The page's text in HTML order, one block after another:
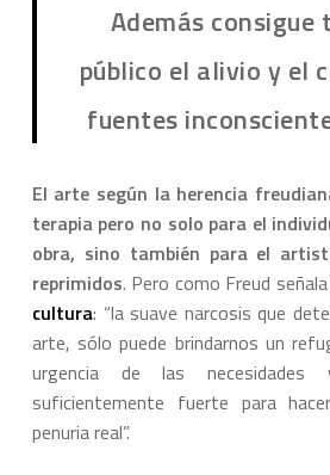
Además
público el alivio y el
fuentes
El arte según la herencia
terapia pero no solo para el
obra, sino también para el
reprimidos. Pero como Freud
cultura: “la suave narcosis que
arte, sólo puede brindarnos un
urgencia de las
suficientemente fuerte para
penuria real”.